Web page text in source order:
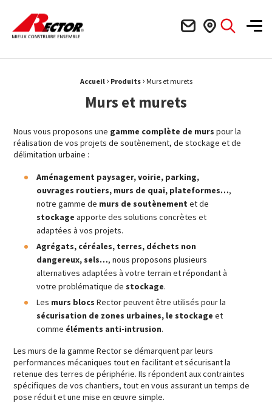
Rector Mieux construire ensemble
Accueil › Produits › Murs et murets
Murs et murets
Nous vous proposons une gamme complète de murs pour la
réalisation de vos projets de soutènement, de stockage et de
délimitation urbaine :
Aménagement paysager, voirie, parking,
ouvrages routiers, murs de quai, plateformes…,
notre gamme de murs de soutènement et de
stockage apporte des solutions concrètes et
adaptées à vos projets.
Agrégats, céréales, terres, déchets non
dangereux, sels…, nous proposons plusieurs
alternatives adaptées à votre terrain et répondant à
votre problématique de stockage.
Les murs blocs Rector peuvent être utilisés pour la
sécurisation de zones urbaines, le stockage et
comme éléments anti-intrusion.
Les murs de la gamme Rector se démarquent par leurs
performances mécaniques tout en facilitant et sécurisant la
retenue des terres de périphérie. Ils répondent aux contraintes
spécifiques de vos chantiers, tout en vous assurant un temps de
pose réduit et une mise en œuvre simple.